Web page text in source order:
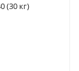
(30 кг)